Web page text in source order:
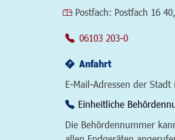
Postfach: Postfach 16
06103 203-0
Anfahrt
E-Mail-Adressen der Stadt
Einheitliche
Die Behördennummer